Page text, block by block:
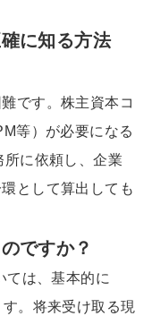
に知る方法
です。株主資本コ
等）が必要になる
に依頼し、企業
として算出しても
ですか？
ては、基本的に
。将来受け取る現